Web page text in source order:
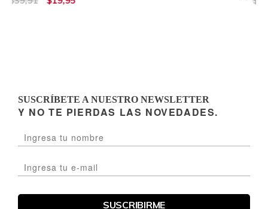
SUSCRÍBETE A NUESTRO NEWSLETTER
Y NO TE PIERDAS LAS NOVEDADES.